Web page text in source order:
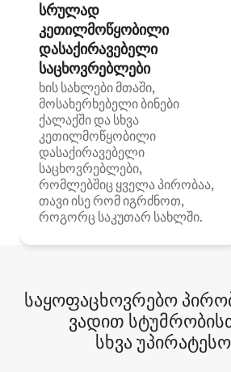
სრულად
კეთილმოწყობილი
დასაქირავებელი
საცხოვრებლები
ხის სახლები მთაში,
მოსახერხებელი ბინები
ქალაქში და სხვა
კეთილმოწყობილი
დასაქირავებელი
საცხოვრებლები,
რომლებშიც ყველა პირობაა,
თავი ისე რომ იგრძნოთ,
როგორც საკუთარ სახლში.
საყოფაცხოვრებო
ვადით
სხვა